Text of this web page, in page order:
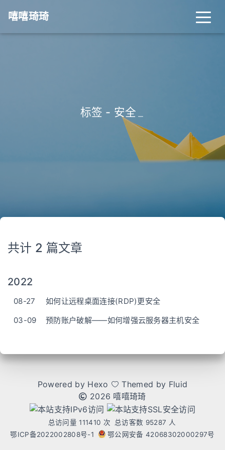
嘻嘻琦琦
标签 - 安全
共计 2 篇文章
2022
08-27
如何让远程桌面连接(RDP)更安全
03-09
预防账户破解——如何增强云服务器主机安全
Powered by Hexo Themed by Fluid
2026 嘻嘻琦琦
总访问量111410 次 总访客数 95287 人
鄂ICP备2022002808号-1
鄂公网安备 42068302000297号